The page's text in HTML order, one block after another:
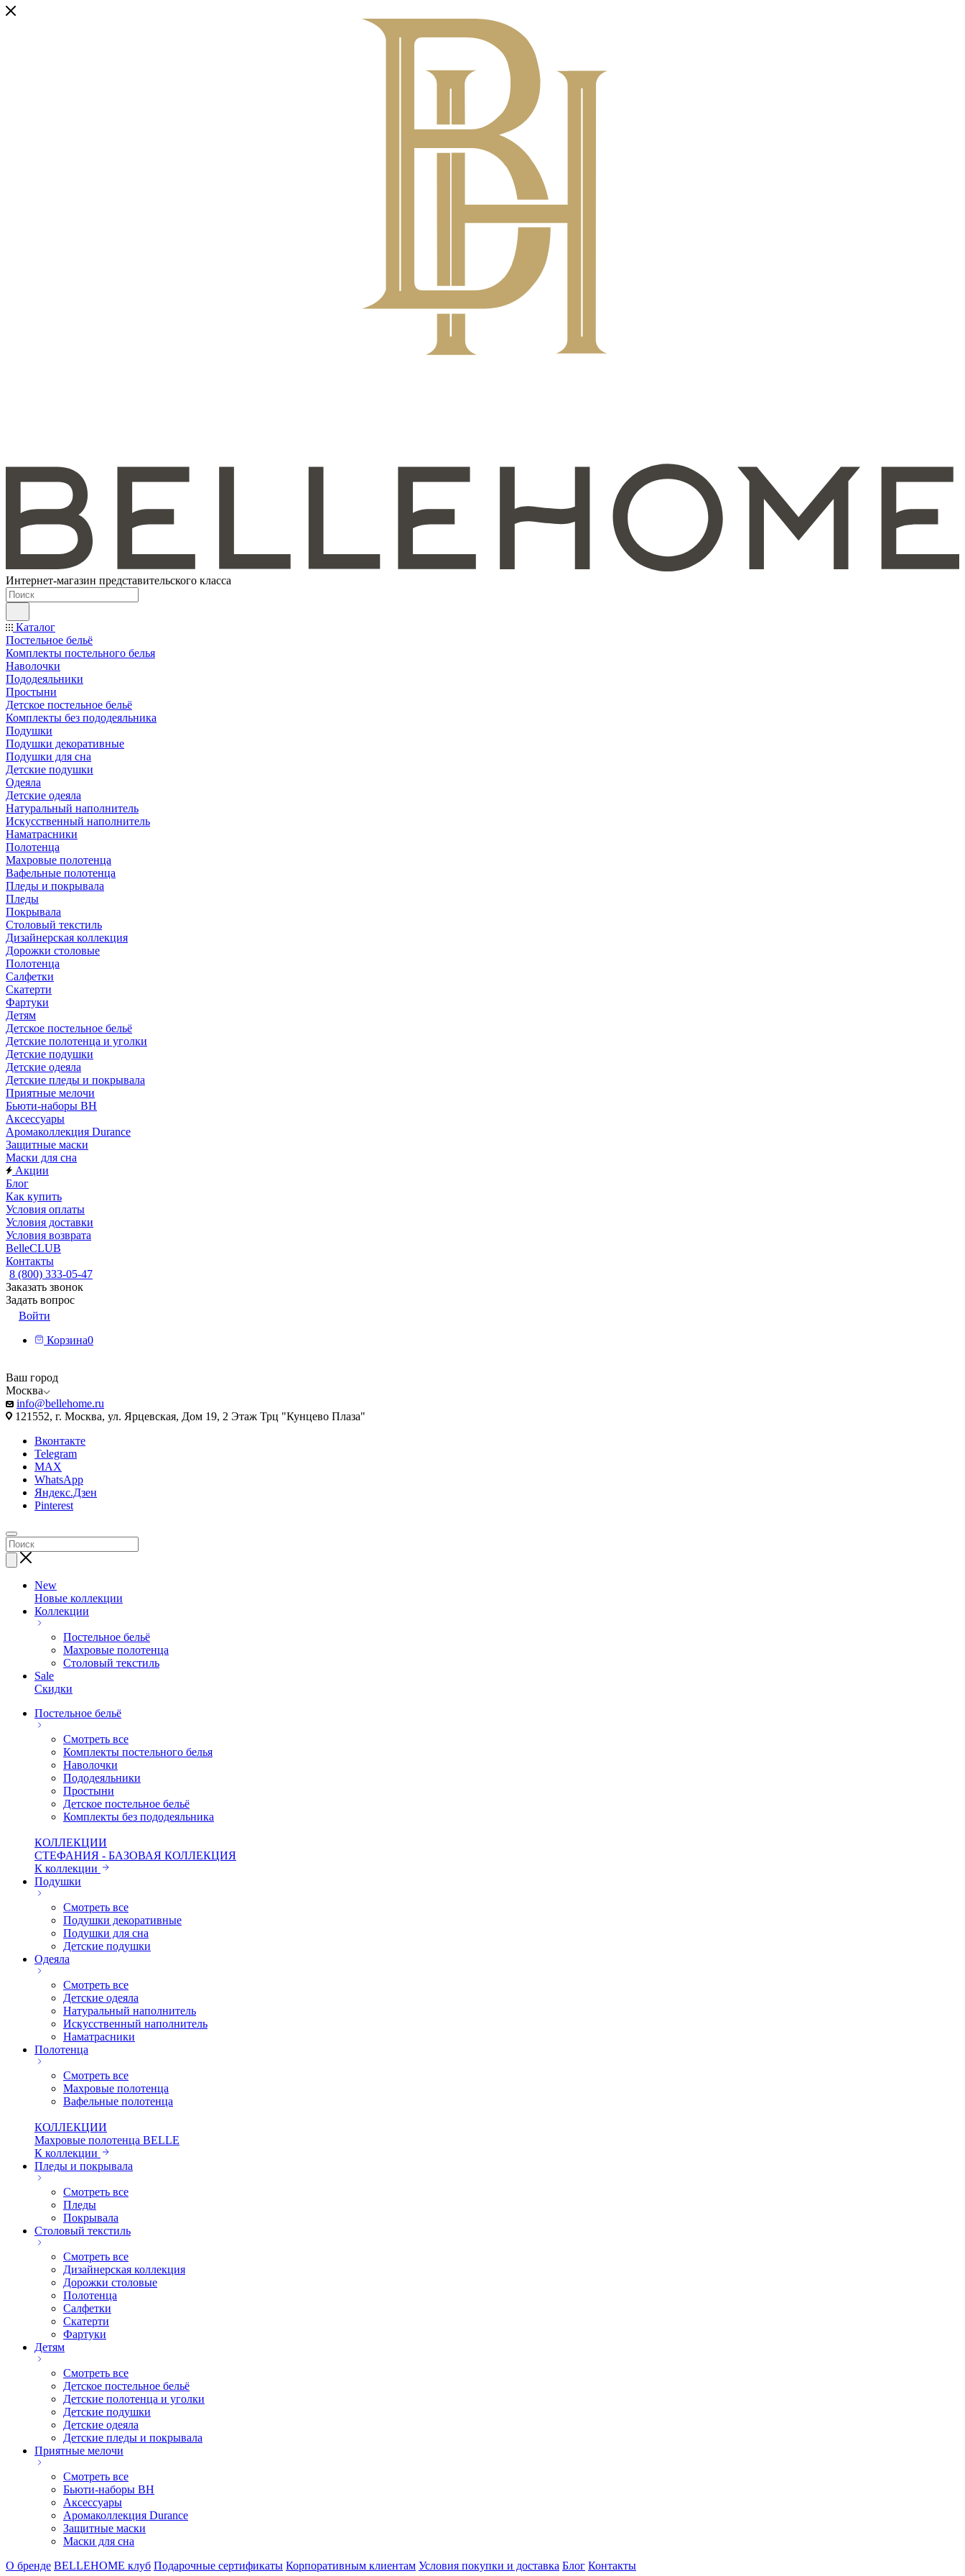
Интернет-магазин представительского класса
Каталог
Постельное бельё
Комплекты постельного белья
Наволочки
Пододеяльники
Простыни
Детское постельное бельё
Комплекты без пододеяльника
Подушки
Подушки декоративные
Подушки для сна
Детские подушки
Одеяла
Детские одеяла
Натуральный наполнитель
Искуcственный наполнитель
Наматрасники
Полотенца
Махровые полотенца
Вафельные полотенца
Пледы и покрывала
Пледы
Покрывала
Столовый текстиль
Дизайнерская коллекция
Дорожки столовые
Полотенца
Салфетки
Скатерти
Фартуки
Детям
Детское постельное бельё
Детские полотенца и уголки
Детские подушки
Детские одеяла
Детские пледы и покрывала
Приятные мелочи
Бьюти-наборы ВН
Аксессуары
Аромаколлекция Durance
Защитные маски
Маски для сна
Акции
Блог
Как купить
Условия оплаты
Условия доставки
Условия возврата
BelleCLUB
Контакты
8 (800) 333-05-47
Заказать звонок
Задать вопрос
Войти
Корзина0
Ваш город
Москва
info@bellehome.ru
121552, г. Москва, ул. Ярцевская, Дом 19, 2 Этаж Трц "Кунцево Плаза"
Вконтакте
Telegram
MAX
WhatsApp
Яндекс.Дзен
Pinterest
New
Новые коллекции
Коллекции
Постельное бельё
Махровые полотенца
Столовый текстиль
Sale
Скидки
Постельное бельё
Смотреть все
Комплекты постельного белья
Наволочки
Пододеяльники
Простыни
Детское постельное бельё
Комплекты без пододеяльника
КОЛЛЕКЦИИ
СТЕФАНИЯ - БАЗОВАЯ КОЛЛЕКЦИЯ
К коллекции
Подушки
Смотреть все
Подушки декоративные
Подушки для сна
Детские подушки
Одеяла
Смотреть все
Детские одеяла
Натуральный наполнитель
Искуcственный наполнитель
Наматрасники
Полотенца
Смотреть все
Махровые полотенца
Вафельные полотенца
КОЛЛЕКЦИИ
Махровые полотенца BELLE
К коллекции
Пледы и покрывала
Смотреть все
Пледы
Покрывала
Столовый текстиль
Смотреть все
Дизайнерская коллекция
Дорожки столовые
Полотенца
Салфетки
Скатерти
Фартуки
Детям
Смотреть все
Детское постельное бельё
Детские полотенца и уголки
Детские подушки
Детские одеяла
Детские пледы и покрывала
Приятные мелочи
Смотреть все
Бьюти-наборы ВН
Аксессуары
Аромаколлекция Durance
Защитные маски
Маски для сна
О бренде BELLEHOME клуб Подарочные сертификаты Корпоративным клиентам Условия покупки и доставка Блог Контакты